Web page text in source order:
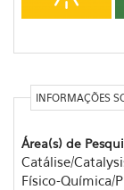
INFORMAÇÕES
Área(s) de
Catálise/
Físico-Química/